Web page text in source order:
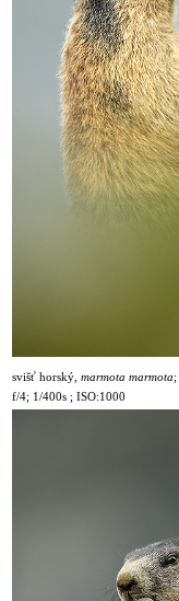
svišť horský, marmota marmota;
f/4; 1/400s ; ISO:1000